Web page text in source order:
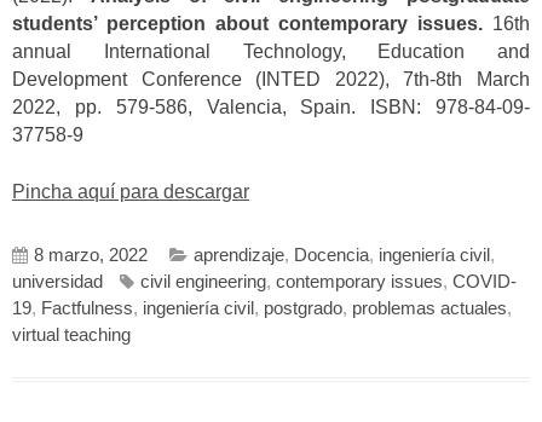
students’ perception about contemporary issues. 16th
annual International Technology, Education and
Development Conference (INTED 2022), 7th-8th March
2022, pp. 579-586, Valencia, Spain. ISBN: 978-84-09-
37758-9
Pincha aquí para descargar
8 marzo, 2022 aprendizaje, Docencia, ingeniería civil ,
universidad
civil engineering, contemporary issues, COVID-
19, Factfulness, ingeniería civil , postgrado, problemas actuales,
virtual teaching